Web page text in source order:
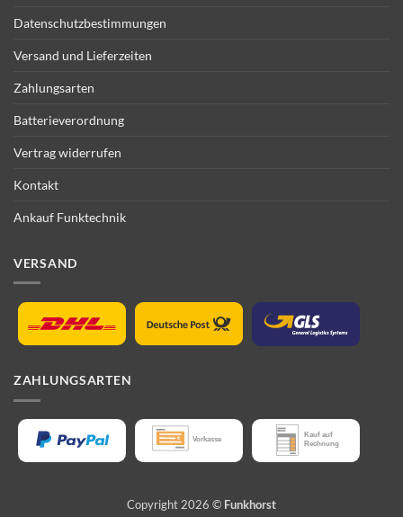
Datenschutzbestimmungen
Versand und Lieferzeiten
Zahlungsarten
Batterieverordnung
Vertrag widerrufen
Kontakt
Ankauf Funktechnik
VERSAND
ZAHLUNGSARTEN
Copyright 2026 © Funkhorst